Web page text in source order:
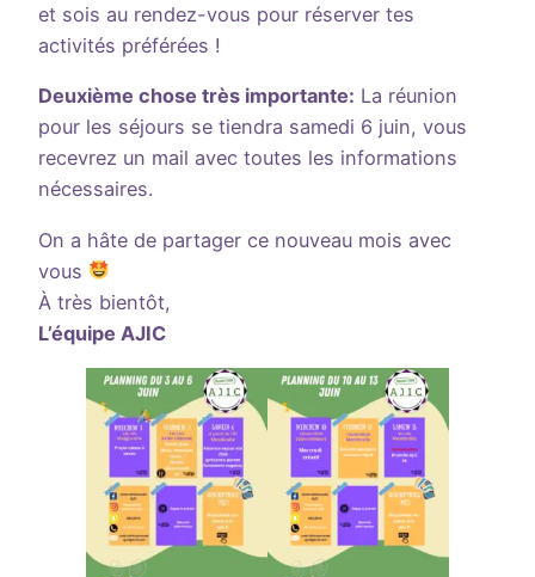
et sois au rendez-vous pour réserver tes
activités préférées !
Deuxième chose très importante: La réunion
pour les séjours se tiendra samedi 6 juin, vous
recevrez un mail avec toutes les informations
nécessaires.
On a hâte de partager ce nouveau mois avec
vous
À très bientôt,
L’équipe AJIC